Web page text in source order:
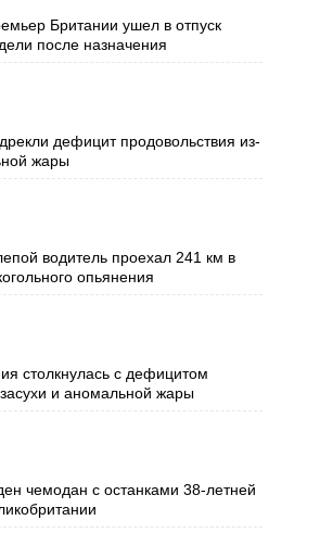
Британии ушел в отпуск
после назначения
дефицит продовольствия из-
жары
водитель проехал 241 км в
опьянения
столкнулась с дефицитом
и аномальной жары
чемодан с останками 38-летней